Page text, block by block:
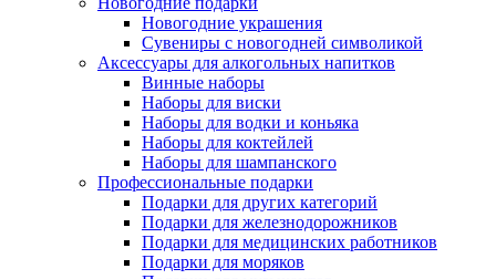
Новогодние украшения
Сувениры с новогодней символикой
Аксессуары для алкогольных напитков
Винные наборы
Наборы для виски
Наборы для водки и коньяка
Наборы для коктейлей
Наборы для шампанского
Профессиональные подарки
Подарки для других категорий
Подарки для железнодорожников
Подарки для медицинских работников
Подарки для моряков